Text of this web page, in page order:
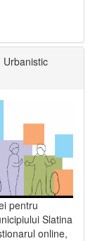
Urbanistic
pentru
Slatina
online,